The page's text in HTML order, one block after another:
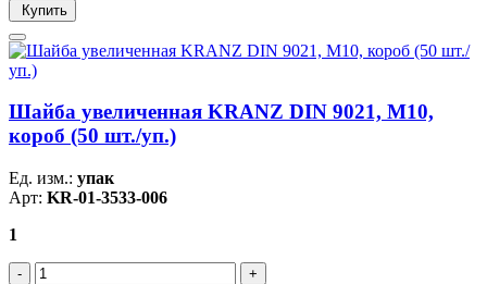
Купить
Шайба увеличенная KRANZ DIN 9021, M10,
короб (50 шт./уп.)
Ед. изм.: упак
Арт: KR-01-3533-006
1